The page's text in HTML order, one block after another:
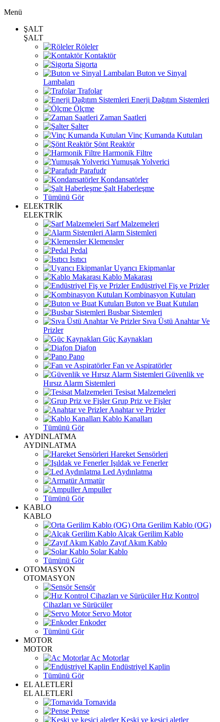
Menü
ŞALT
ŞALT
Röleler
Kontaktör
Sigorta
Buton ve Sinyal
Lambaları
Trafolar
Enerji Dağıtım Sistemleri
Ölçme
Zaman Saatleri
Şalter
Vinç Kumanda Kutuları
Şönt Reaktör
Harmonik Filtre
Yumuşak Yolverici
Parafudr
Kondansatörler
Şalt Haberleşme
Tümünü Gör
ELEKTRİK
ELEKTRİK
Sarf Malzemeleri
Alarm Sistemleri
Klemensler
Pedal
Isıtıcı
Uyarıcı Ekipmanlar
Kablo Makarası
Endüstriyel Fiş ve Prizler
Kombinasyon Kutuları
Buton ve Buat Kutuları
Busbar Sistemleri
Sıva Üstü Anahtar Ve
Prizler
Güç Kaynakları
Diafon
Pano
Fan ve Aspiratörler
Güvenlik ve
Hırsız Alarm Sistemleri
Tesisat Malzemeleri
Grup Priz ve Fişler
Anahtar ve Prizler
Kablo Kanalları
Tümünü Gör
AYDINLATMA
AYDINLATMA
Hareket Sensörleri
Işıldak ve Fenerler
Led Aydınlatma
Armatür
Ampuller
Tümünü Gör
KABLO
KABLO
Orta Gerilim Kablo (OG)
Alçak Gerilim Kablo
Zayıf Akım Kablo
Solar Kablo
Tümünü Gör
OTOMASYON
OTOMASYON
Sensör
Hız Kontrol
Cihazları ve Sürücüler
Servo Motor
Enkoder
Tümünü Gör
MOTOR
MOTOR
Ac Motorlar
Endüstriyel Kaplin
Tümünü Gör
EL ALETLERİ
EL ALETLERİ
Tornavida
Pense
Keski ve kesici aletler